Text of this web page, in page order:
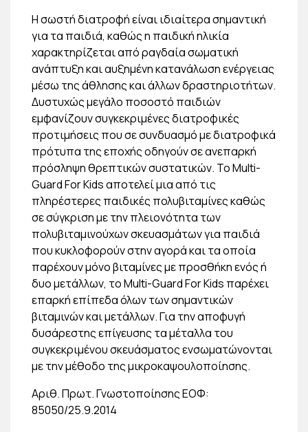
Η σωστή διατροφή είναι ιδιαίτερα σημαντική
για τα παιδιά, καθώς η παιδική ηλικία
χαρακτηρίζεται από ραγδαία σωματική
ανάπτυξη και αυξημένη κατανάλωση ενέργειας
μέσω της άθλησης και άλλων δραστηριοτήτων.
Δυστυχώς μεγάλο ποσοστό παιδιών
εμφανίζουν συγκεκριμένες διατροφικές
προτιμήσεις που σε συνδυασμό με διατροφικά
πρότυπα της εποχής οδηγούν σε ανεπαρκή
πρόσληψη θρεπτικών συστατικών. Το Multi-
Guard For Kids αποτελεί μια από τις
πληρέστερες παιδικές πολυβιταμίνες καθώς
σε σύγκριση με την πλειονότητα των
πολυβιταμινούχων σκευασμάτων για παιδιά
που κυκλοφορούν στην αγορά και τα οποία
παρέχουν μόνο βιταμίνες με προσθήκη ενός ή
δυο μετάλλων, το Multi-Guard For Kids παρέχει
επαρκή επίπεδα όλων των σημαντικών
βιταμινών και μετάλλων. Για την αποφυγή
δυσάρεστης επίγευσης τα μέταλλα του
συγκεκριμένου σκευάσματος ενσωματώνονται
με την μέθοδο της μικροκαψουλοποίησης.
Αριθ. Πρωτ. Γνωστοποίησης ΕΟΦ:
85050/25.9.2014